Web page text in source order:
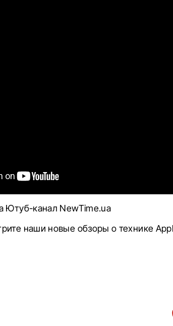
Ютуб-канал NewTime.ua
наши новые обзоры о технике